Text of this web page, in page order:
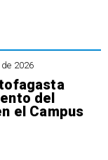
2026
del
el Campus